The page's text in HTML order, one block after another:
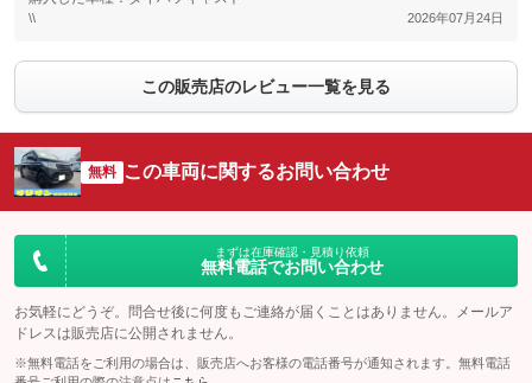
\\ 2026年07月24日
この販売店のレビュー一覧を見る
無料 この車両に関するお問い合わせ
まずは在庫確認・見積り依頼
無料電話でお問い合わせ
お気軽にどうぞ。問合せ後に何度もご連絡が届くことはありません。メールア
ドレスは販売店に公開されません。
※無料電話をご利用の場合は、販売店へお客様の電話番号が通知されます。無料電話